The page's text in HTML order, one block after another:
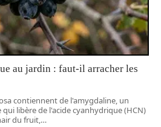
au jardin : faut-il arracher les
contiennent de l'amygdaline, un
libère de l'acide cyanhydrique (HCN)
du fruit, …